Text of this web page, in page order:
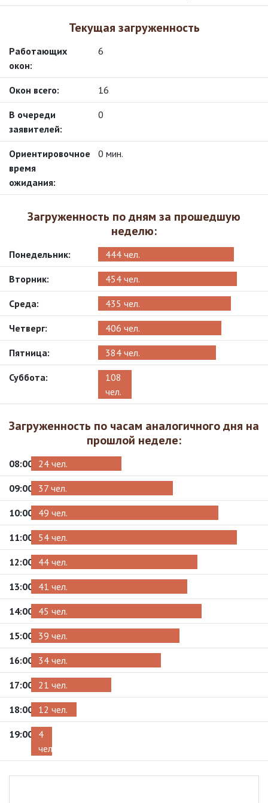
Текущая загруженность
работающих
окон:
6
окон всего: 16
в очереди
заявителей:
0
ориентировочное
время
ожидания:
0 мин.
Загруженность по дням за прошедшую
неделю:
Понедельник: 444 чел.
Вторник: 454 чел.
Среда: 435 чел.
Четверг: 406 чел.
Пятница: 384 чел.
Суббота:
108
чел.
Загруженность по часам аналогичного дня на
прошлой неделе:
08:00 24 чел.
09:00 37 чел.
10:00 49 чел.
11:00 54 чел.
12:00 44 чел.
13:00 41 чел.
14:00 45 чел.
15:00 39 чел.
16:00 34 чел.
17:00 21 чел.
18:00 12 чел.
19:00
4
чел.